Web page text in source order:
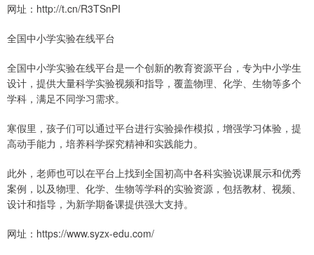
网址：http://t.cn/R3TSnPI
全国中小学实验在线平台
全国中小学实验在线平台是一个创新的教育资源平台，专为中小学生
设计，提供大量科学实验视频和指导，覆盖物理、化学、生物等多个
学科，满足不同学习需求。
寒假里，孩子们可以通过平台进行实验操作模拟，增强学习体验，提
高动手能力，培养科学探究精神和实践能力。
此外，老师也可以在平台上找到全国初高中各科实验说课展示和优秀
案例，以及物理、化学、生物等学科的实验资源，包括教材、视频、
设计和指导，为新学期备课提供强大支持。
网址：https://www.syzx-edu.com/